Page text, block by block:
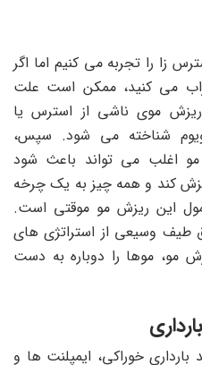
زا را تجربه می کنیم اما اگر
می‌ کنید، ممکن است علت
موی ناشی از استرس یا
شناخته می شود. سپس،
اغلب می ‌تواند باعث شود
کند و همه چیز به یک چرخه
این ریزش مو موقتی است.
طیف وسیعی از استراتژی های
موها را دوباره به دست
بارداری خوراکی، ایمپلنت ‌ها و